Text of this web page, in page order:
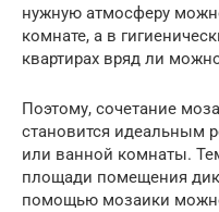
нужную атмосферу
комнате, а в
квартирах вряд ли
Поэтому, сочетание
становится идеальным
или ванной комнаты.
площади помещения
помощью мозаики